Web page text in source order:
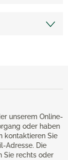
unserem Online-
oder haben
kontaktieren Sie
Adresse. Die
Sie rechts oder